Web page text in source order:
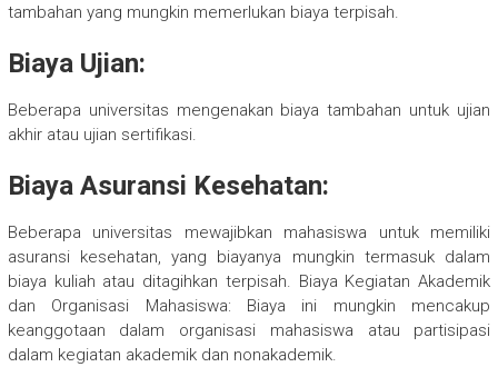
tambahan yang mungkin memerlukan biaya terpisah.
Biaya Ujian:
Beberapa universitas mengenakan biaya tambahan untuk ujian
akhir atau ujian sertifikasi.
Biaya Asuransi Kesehatan:
Beberapa universitas mewajibkan mahasiswa untuk memiliki
asuransi kesehatan, yang biayanya mungkin termasuk dalam
biaya kuliah atau ditagihkan terpisah. Biaya Kegiatan Akademik
dan Organisasi Mahasiswa: Biaya ini mungkin mencakup
keanggotaan dalam organisasi mahasiswa atau partisipasi
dalam kegiatan akademik dan nonakademik.